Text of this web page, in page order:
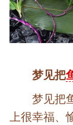
梦见把
梦见把
上很幸福、